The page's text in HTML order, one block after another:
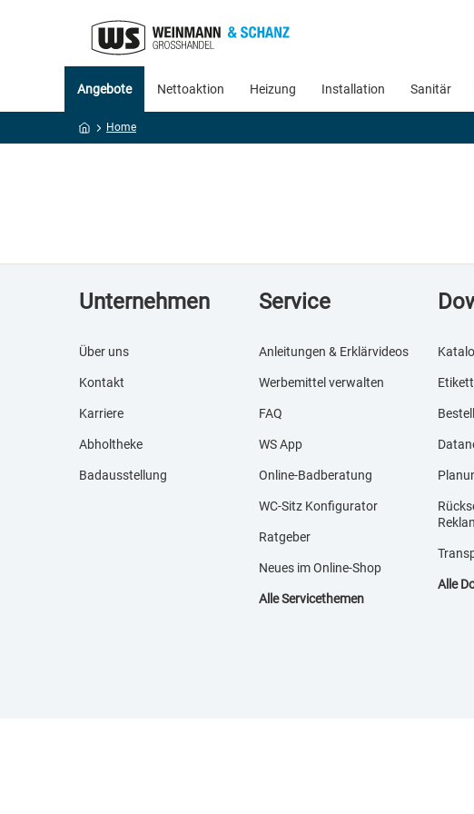
Angebote Nettoaktion Heizung Installation Sanitär
Home
Unternehmen
Über uns
Kontakt
Karriere
Abholtheke
Badausstellung
Service
Anleitungen & Erklärvideos
Werbemittel verwalten
FAQ
WS App
Online-Badberatung
WC-Sitz Konfigurator
Ratgeber
Neues im Online-Shop
Alle Servicethemen
Alle